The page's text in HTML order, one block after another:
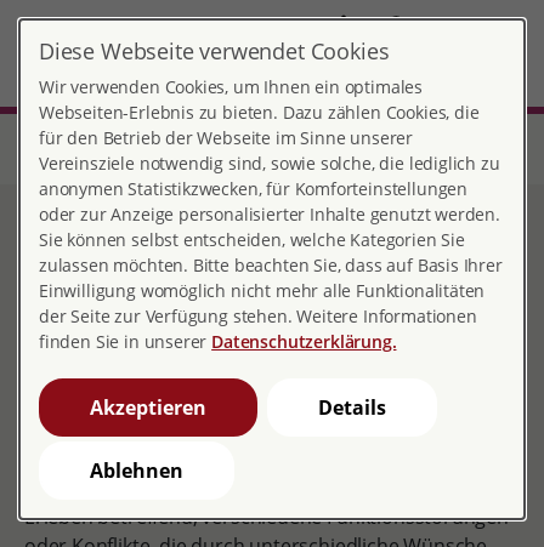
DE
Start Nordrhein-Westfalen
Beratungsstelle Krefeld
Beratungsinhalte
Paar- und Sexualberatung
Paar- und Sexualberatung
Sexualität entwickelt und verändert sich im
Lebenszyklus von Geburt an.
Wir beraten Paare und Einzelne jeden Alters zu den
Themen Sexualität und Partnerschaft. Dazu gehört das
Erleben betreffend, verschiedene Funktionsstörungen
Diese Webseite verwendet Cookies
Wir verwenden Cookies, um Ihnen ein optimales
Webseiten-Erlebnis zu bieten. Dazu zählen Cookies, die
für den Betrieb der Webseite im Sinne unserer
Vereinsziele notwendig sind, sowie solche, die lediglich zu
anonymen Statistikzwecken, für Komforteinstellungen
oder zur Anzeige personalisierter Inhalte genutzt werden.
Sie können selbst entscheiden, welche Kategorien Sie
zulassen möchten. Bitte beachten Sie, dass auf Basis Ihrer
Einwilligung womöglich nicht mehr alle Funktionalitäten
der Seite zur Verfügung stehen. Weitere Informationen
finden Sie in unserer Datenschutzerklärung.
Akzeptieren Details
Ablehnen